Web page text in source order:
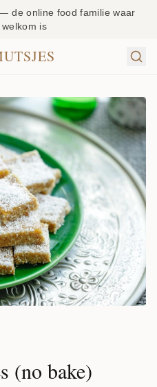
de online food familie waar
is
(no bake)